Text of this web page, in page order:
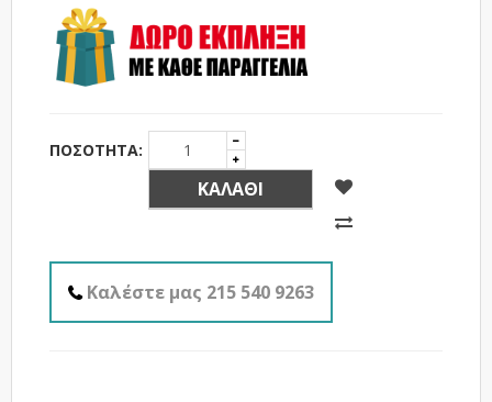
ΠΟΣΌΤΗΤΑ:
ΚΑΛΆΘΙ
Καλέστε μας 215 540 9263